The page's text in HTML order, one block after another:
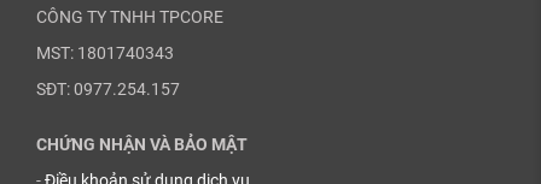
CÔNG TY TNHH TPCORE
MST: 1801740343
SĐT: 0977.254.157
CHỨNG NHẬN VÀ BẢO MẬT